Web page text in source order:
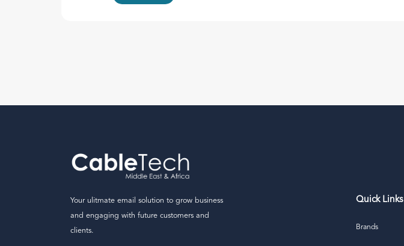
Your ulitmate email solution to grow business
and engaging with future customers and
clients.
Quick Links
Brands